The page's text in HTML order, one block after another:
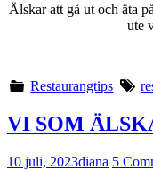
Älskar att gå ut och äta
ute
Restaurangtips
VI SOM
10 juli, 2023diana 5